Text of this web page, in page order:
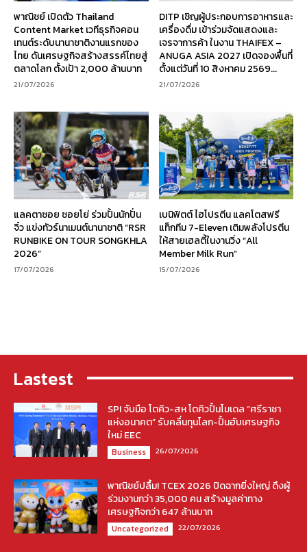
พาณิชย์ เปิดตัว Thailand
Content Market เวทีธุรกิจคอน
เทนต์ระดับนานาชาติงานแรกของ
ไทย ดันเศรษฐกิจสร้างสรรค์ไทยสู่
ตลาดโลก ตั้งเป้า 2,000 ล้านบาท
21/07/2026
DITP เชิญผู้ประกอบการอาหารและ
เครื่องดื่ม เข้าร่วมจัดแสดงและ
เจรจาการค้า ในงาน THAIFEX –
ANUGA ASIA 2027 เปิดจองพื้นที่
ตั้งแต่วันที่ 10 สิงหาคม 2569...
21/07/2026
แลคตาซอย ซอยโย่ ร่วมปั้นนักปั่น
จิ๋ว แข่งทัวร์นาเมนต์นานาชาติ “RSR
RUNBIKE ON TOUR SONGKHLA
2026”
17/07/2026
เบนิฟิตต์ ไฮโปรตีน แลคโตสฟรี
แท็กทีม 7-Eleven เติมพลังโปรตีน
ให้สายเฮลตี้ในงานวิ่ง “All
Member Milk Run”
15/07/2026
Lastest
SPI จับมือ โตคิว-สห โตคิวปั้นโมเดล “ศรีราชา
แห่งอนาคต” รับคลื่นทุนโลก-ปั้นฮับเศรษฐกิจ
ใหม่ EEC
Business 26/07/2026
พาณิชย์ปลื้ม! TCEX 2026 ปิดฉากยิ่งใหญ่ ดึงผู้
ร่วมงานกว่า 35,000 คน สร้างมูลค่าทาง
เศรษฐกิจกว่า 647 ล้านบาท
Uncategorized 22/07/2026